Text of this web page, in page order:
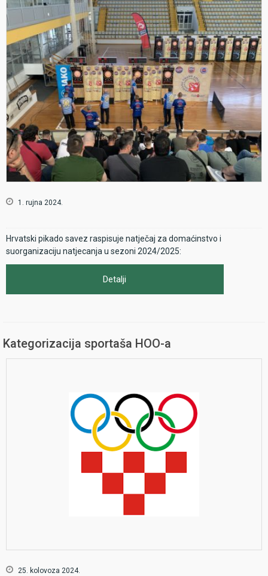
1. rujna 2024.
Hrvatski pikado savez raspisuje natječaj za domaćinstvo i
suorganizaciju natjecanja u sezoni 2024/2025:
Detalji
Kategorizacija sportaša HOO-a
25. kolovoza 2024.